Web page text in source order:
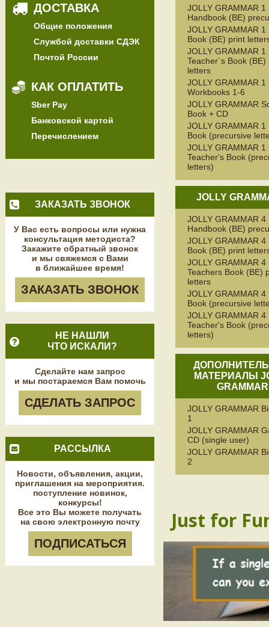
ДОСТАВКА
Общие положения
Службой доставки СДЭК
Почтой России
КАК ОПЛАТИТЬ
Sber Pay
Банковской картой
Перечислением
ЗАКАЗАТЬ ЗВОНОК
У Вас есть вопросы или нужна
консультация методиста?
Закажите обратный звонок
и мы свяжемся с Вами
в ближайшее время!
ЗАКАЗАТЬ ЗВОНОК
НЕ НАШЛИ
ЧТО ИСКАЛИ?
Сделайте нам запрос
и мы постараемся Вам помочь
СДЕЛАТЬ ЗАПРОС
РАССЫЛКА
Новости, объявления, акции,
приглашения на мероприятия.
поступление новинок,
конкурсы!
Все это Вы можете получать
на свою электронную почту
ПОДПИСАТЬСЯ
JOLLY GRAMMAR 1
Handbook (BE)
JOLLY GRAMMAR 1
Book (BE) print
JOLLY GRAMMAR 1
Teacher`s Book (BE)
letters
JOLLY GRAMMAR 1
Workbooks 1-6
JOLLY GRAMMAR
Book + CD
JOLLY GRAMMAR 1
Book (precursive
JOLLY GRAMMAR 1
Teacher's Book
letters)
JOLLY
JOLLY GRAMMAR 4
Handbook (BE)
JOLLY GRAMMAR 4
Book (BE) print
JOLLY GRAMMAR 4
Teachers Book (BE)
letters
JOLLY GRAMMAR 4
Book (precursive
JOLLY GRAMMAR 4
Teacher's Book
letters)
МАТЕРИАЛЫ
GRAMMAR
JOLLY GRAMMAR
1
JOLLY GRAMMAR
CD (single user)
JOLLY GRAMMAR
2
Just for